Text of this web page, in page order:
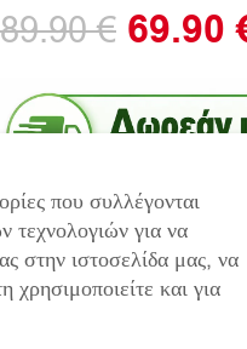
89.90€ 69.90
Εξαντλημένο
που συλλέγονται
για να
στην ιστοσελίδα μας, να
και για